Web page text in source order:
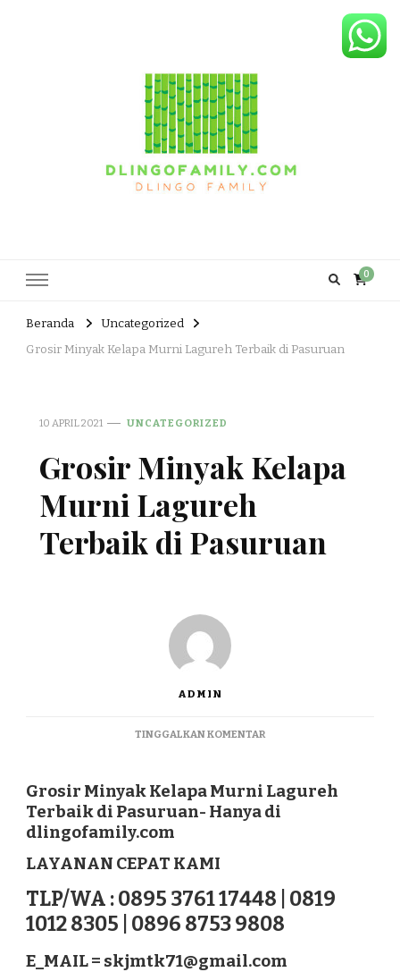
0
Beranda
Uncategorized
Grosir Minyak Kelapa Murni Lagureh Terbaik di Pasuruan
10 APRIL 2021 UNCATEGORIZED
Grosir Minyak Kelapa
Murni Lagureh
Terbaik di Pasuruan
ADMIN
TINGGALKAN KOMENTARPADA
KELAPA
MURNI
LAGUREH
Grosir Minyak Kelapa Murni Lagureh
Terbaik di Pasuruan- Hanya di
dlingofamily.com
LAYANAN CEPAT KAMI
TLP/WA : 0895 3761 17448 | 0819
1012 8305 | 0896 8753 9808
E_MAIL = skjmtk71@gmail.com